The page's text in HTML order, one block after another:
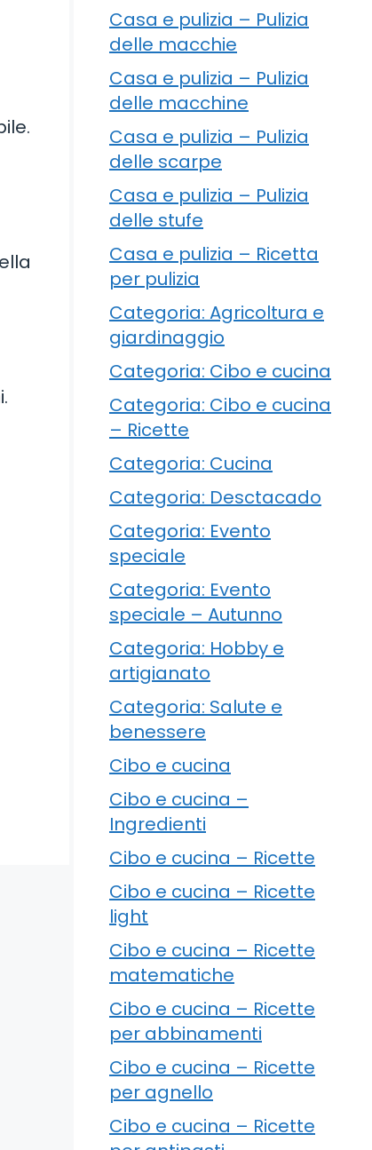
Casa e pulizia – Pulizia
delle macchie
Casa e pulizia – Pulizia
delle macchine
Casa e pulizia – Pulizia
delle scarpe
Casa e pulizia – Pulizia
delle stufe
Casa e pulizia – Ricetta
per pulizia
Categoria: Agricoltura e
giardinaggio
Categoria: Cibo e cucina
Categoria: Cibo e cucina
– Ricette
Categoria: Cucina
Categoria: Desctacado
Categoria: Evento
speciale
Categoria: Evento
speciale – Autunno
Categoria: Hobby e
artigianato
Categoria: Salute e
benessere
Cibo e cucina
Cibo e cucina –
Ingredienti
Cibo e cucina – Ricette
Cibo e cucina – Ricette
light
Cibo e cucina – Ricette
matematiche
Cibo e cucina – Ricette
per abbinamenti
Cibo e cucina – Ricette
per agnello
Cibo e cucina – Ricette